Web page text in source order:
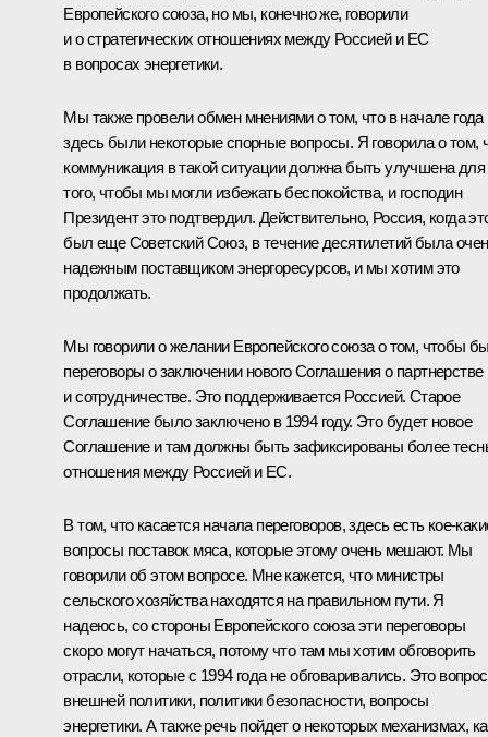
Европейского союза, но мы, конечно же, говорили
и о стратегических отношениях между Россией и ЕС
в вопросах энергетики.
Мы также провели обмен мнениями о том, что в начале года
здесь были некоторые спорные вопросы. Я говорила о том,
коммуникация в такой ситуации должна быть улучшена для
того, чтобы мы могли избежать беспокойства, и господин
Президент это подтвердил. Действительно, Россия, когда
был еще Советский Союз, в течение десятилетий была
надежным поставщиком энергоресурсов, и мы хотим это
продолжать.
Мы говорили о желании Европейского союза о том, чтобы
переговоры о заключении нового Соглашения о партнерстве
и сотрудничестве. Это поддерживается Россией. Старое
Соглашение было заключено в 1994 году. Это будет новое
Соглашение и там должны быть зафиксированы более
отношения между Россией и ЕС.
В том, что касается начала переговоров, здесь есть
вопросы поставок мяса, которые этому очень мешают. Мы
говорили об этом вопросе. Мне кажется, что министры
сельского хозяйства находятся на правильном пути. Я
надеюсь, со стороны Европейского союза эти переговоры
скоро могут начаться, потому что там мы хотим обговорить
отрасли, которые с 1994 года не обговаривались. Это
внешней политики, политики безопасности, вопросы
энергетики. А также речь пойдет о некоторых механизмах,